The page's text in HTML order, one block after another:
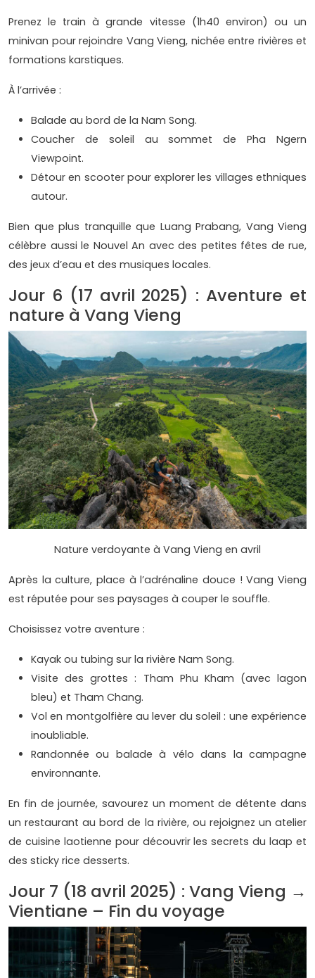
Prenez le train à grande vitesse (1h40 environ) ou un
minivan pour rejoindre Vang Vieng, nichée entre rivières et
formations karstiques.
À l’arrivée :
Balade au bord de la Nam Song.
Coucher de soleil au sommet de Pha Ngern
Viewpoint.
Détour en scooter pour explorer les villages ethniques
autour.
Bien que plus tranquille que Luang Prabang, Vang Vieng
célèbre aussi le Nouvel An avec des petites fêtes de rue,
des jeux d’eau et des musiques locales.
Jour 6 (17 avril 2025) : Aventure et
nature à Vang Vieng
Nature verdoyante à Vang Vieng en avril
Après la culture, place à l’adrénaline douce ! Vang Vieng
est réputée pour ses paysages à couper le souffle.
Choisissez votre aventure :
Kayak ou tubing sur la rivière Nam Song.
Visite des grottes : Tham Phu Kham (avec lagon
bleu) et Tham Chang.
Vol en montgolfière au lever du soleil : une expérience
inoubliable.
Randonnée ou balade à vélo dans la campagne
environnante.
En fin de journée, savourez un moment de détente dans
un restaurant au bord de la rivière, ou rejoignez un atelier
de cuisine laotienne pour découvrir les secrets du laap et
des sticky rice desserts.
Jour 7 (18 avril 2025) : Vang Vieng →
Vientiane – Fin du voyage